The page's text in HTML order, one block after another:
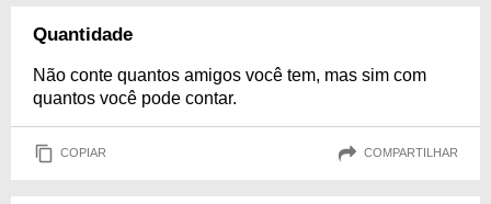
Quantidade
Não conte quantos amigos você tem, mas sim com
quantos você pode contar.
COPIAR COMPARTILHAR